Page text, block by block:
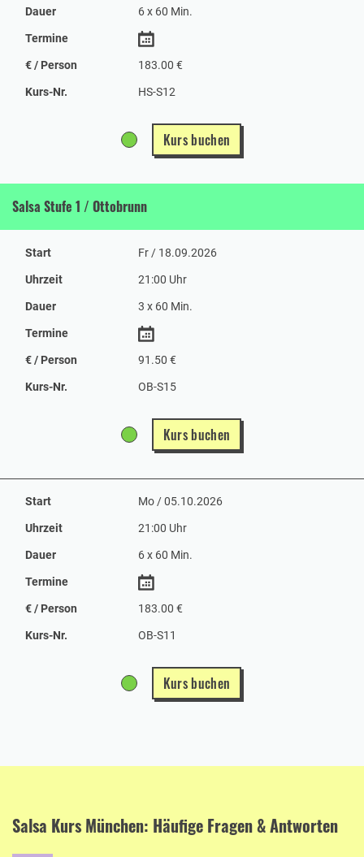
Dauer 6 x 60 Min.
Termine
€ / Person 183.00 €
Kurs-Nr. HS-S12
Kurs buchen
Salsa Stufe 1 / Ottobrunn
Start Fr / 18.09.2026
Uhrzeit 21:00 Uhr
Dauer 3 x 60 Min.
Termine
€ / Person 91.50 €
Kurs-Nr. OB-S15
Kurs buchen
Start Mo / 05.10.2026
Uhrzeit 21:00 Uhr
Dauer 6 x 60 Min.
Termine
€ / Person 183.00 €
Kurs-Nr. OB-S11
Kurs buchen
Salsa Kurs München: Häufige Fragen & Antworten